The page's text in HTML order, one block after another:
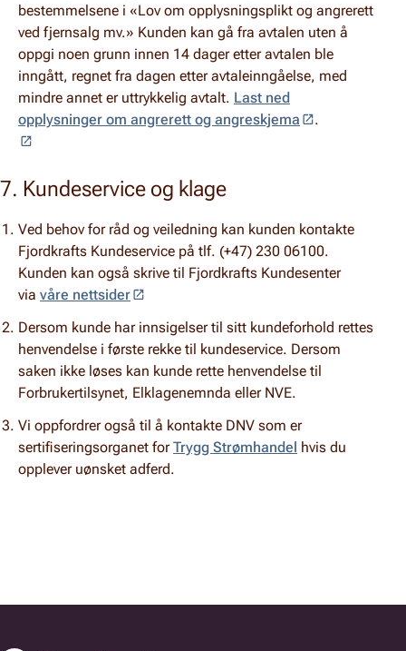
bestemmelsene i «Lov om opplysningsplikt og angrerett
ved fjernsalg mv.» Kunden kan gå fra avtalen uten å
oppgi noen grunn innen 14 dager etter avtalen ble
inngått, regnet fra dagen etter avtaleinngåelse, med
mindre annet er uttrykkelig avtalt. Last ned
opplysninger om angrerett og angreskjema
.
7. Kundeservice og klage
Ved behov for råd og veiledning kan kunden kontakte
Fjordkrafts Kundeservice på tlf. (+47) 230 06100.
Kunden kan også skrive til Fjordkrafts Kundesenter
via våre nettsider
Dersom kunde har innsigelser til sitt kundeforhold rettes
henvendelse i første rekke til kundeservice. Dersom
saken ikke løses kan kunde rette henvendelse til
Forbrukertilsynet, Elklagenemnda eller NVE.
Vi oppfordrer også til å kontakte DNV som er
sertifiseringsorganet forTrygg Strømhandel hvis du
opplever uønsket adferd.